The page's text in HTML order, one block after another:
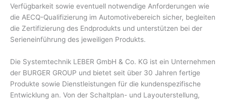
Verfügbarkeit sowie eventuell notwendige Anforderungen wie
die AECQ-Qualifizierung im Automotivebereich sicher, begleiten
die Zertifizierung des Endprodukts und unterstützen bei der
Serieneinführung des jeweiligen Produkts.
Die Systemtechnik LEBER GmbH & Co. KG ist ein Unternehmen
der BURGER GROUP und bietet seit über 30 Jahren fertige
Produkte sowie Dienstleistungen für die kundenspezifische
Entwicklung an. Von der Schaltplan- und Layouterstellung,